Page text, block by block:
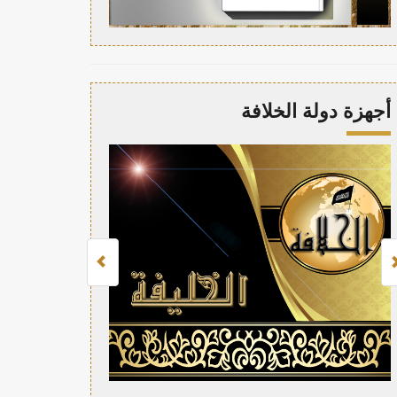
أجهزة دولة الخلافة